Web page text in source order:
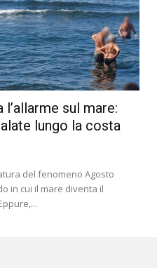
sul mare:
lungo la costa
del fenomeno Agosto
in cui il mare diventa il